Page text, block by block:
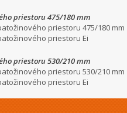
priestoru 475/180 mm
priestoru 475/180 mm
priestoru Ei
priestoru 530/210 mm
priestoru 530/210 mm
priestoru Ei